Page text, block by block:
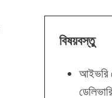
বিষয়বস্তু
আইভরি